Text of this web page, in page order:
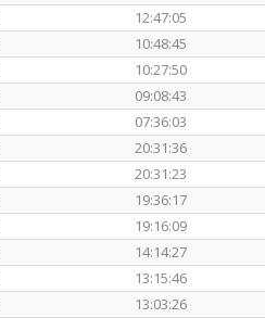
12:47:05
10:48:45
10:27:50
09:08:43
07:36:03
20:31:36
20:31:23
19:36:17
19:16:09
14:14:27
13:15:46
13:03:26